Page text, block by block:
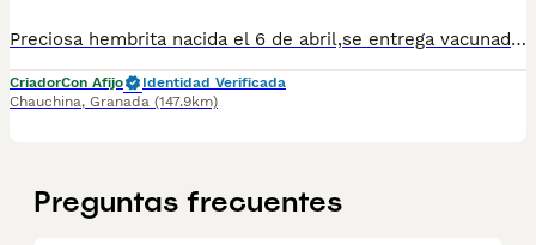
Preciosa hembrita nacida el 6 de abril,se entrega vacunada y desparasitada con su cartilla veterinaria, está criada en familia por lo que es super cariñosa. Para más información contactar por WhatsApp 623347098
CriadorCon Afijo
Identidad Verificada
Chauchina, Granada (147.9km)
Preguntas frecuentes